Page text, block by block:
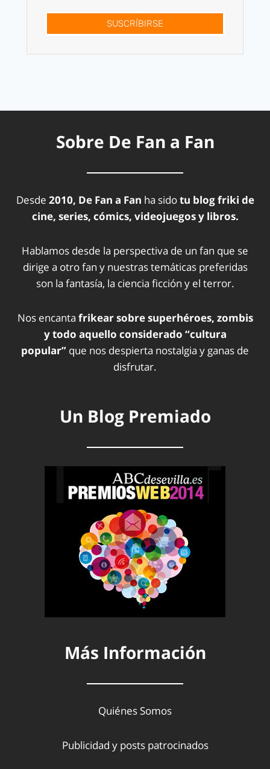
SUSCRÍBIRSE
Sobre De Fan a Fan
Desde 2010, De Fan a Fan ha sidotu blog friki de
cine, series, cómics, videojuegos y libros.
Hablamos desde la perspectiva de un fan que se
dirige a otro fan y nuestras temáticas preferidas
son la fantasía, la ciencia ficción y el terror.
Nos encanta frikear sobre superhéroes, zombis
y todo aquello considerado “cultura
popular” que nos despierta nostalgia y ganas de
disfrutar.
Un Blog Premiado
Más Información
Quiénes Somos
Publicidad y posts patrocinados